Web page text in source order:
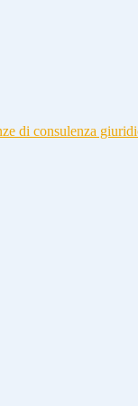
di consulenza